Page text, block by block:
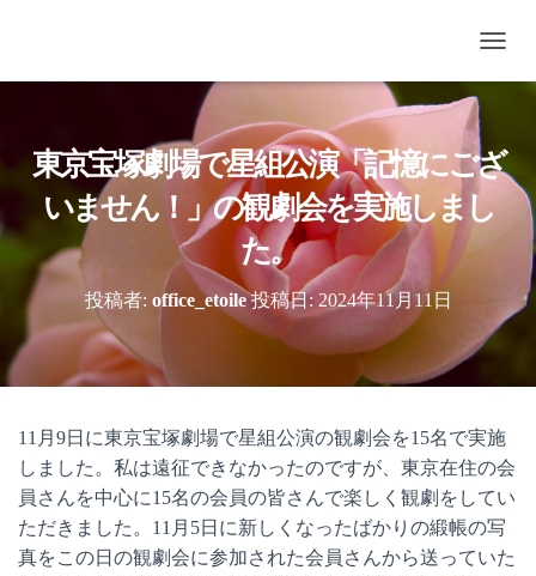
ビ
シ
ョ
を
切
東京宝塚劇場で星組公演「記憶にござ
いません！」の観劇会を実施しまし
た。
投稿者: office_etoile投稿日: 2024年11月11日
11月9日に東京宝塚劇場で星組公演の観劇会を15名で実施
しました。私は遠征できなかったのですが、東京在住の会
員さんを中心に15名の会員の皆さんで楽しく観劇をしてい
ただきました。11月5日に新しくなったばかりの緞帳の写
真をこの日の観劇会に参加された会員さんから送っていた